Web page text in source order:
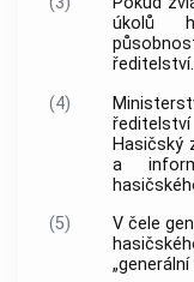
úkolů
ředitelství.
(4)
Hasičský
a
(5)
V čele
„generální